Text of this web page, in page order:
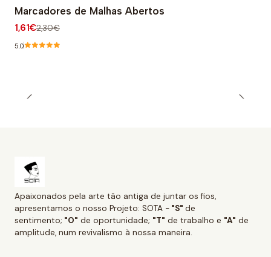
Marcadores de Malhas Abertos
1,61€2,30€
5.0
Apaixonados pela arte tão antiga de juntar os fios,
apresentamos o nosso Projeto: SOTA - "S" de
sentimento; "O" de oportunidade; "T" de trabalho e "A" de
amplitude, num revivalismo à nossa maneira.